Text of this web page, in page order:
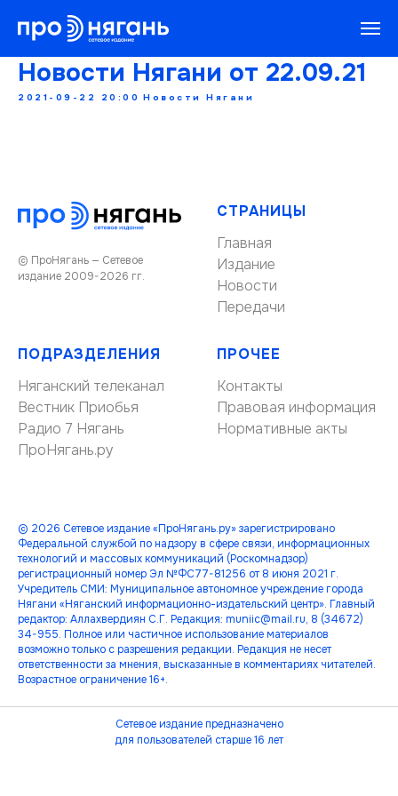
Новости Нягани от 22.09.21
2021-09-22 20:00 Новости Нягани
© ПроНягань — Сетевое
издание 2009-2026 гг.
СТРАНИЦЫ
Главная
Издание
Новости
Передачи
ПОДРАЗДЕЛЕНИЯ
Няганский телеканал
Вестник Приобья
Радио 7 Нягань
ПроНягань.ру
ПРОЧЕЕ
Контакты
Правовая информация
Нормативные акты
© 2026 Сетевое издание «ПроНягань.ру» зарегистрировано
Федеральной службой по надзору в сфере связи, информационных
технологий и массовых коммуникаций (Роскомнадзор)
регистрационный номер Эл №ФС77-81256 от 8 июня 2021 г.
Учредитель СМИ: Муниципальное автономное учреждение города
Нягани «Няганский информационно-издательский центр». Главный
редактор: Аллахвердиян С.Г. Редакция: muniic@mail.ru, 8 (34672)
34-955. Полное или частичное использование материалов
возможно только с разрешения редакции. Редакция не несет
ответственности за мнения, высказанные в комментариях читателей.
Возрастное ограничение 16+.
Сетевое издание предназначено
для пользователей старше 16 лет